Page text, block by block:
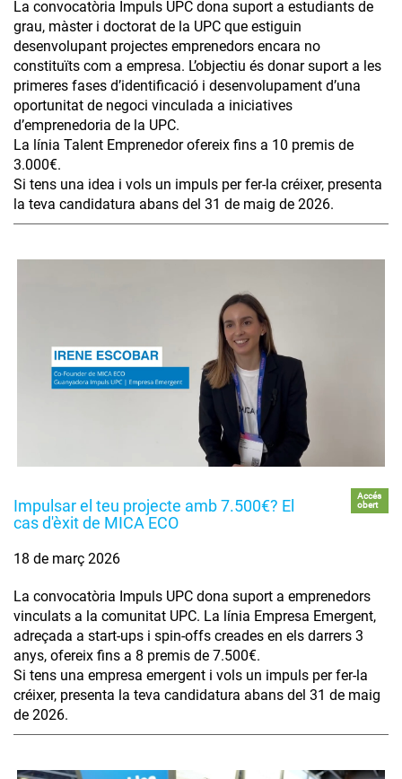
La convocatòria Impuls UPC dona suport a estudiants de
grau, màster i doctorat de la UPC que estiguin
desenvolupant projectes emprenedors encara no
constituïts com a empresa. L’objectiu és donar suport a les
primeres fases d’identificació i desenvolupament d’una
oportunitat de negoci vinculada a iniciatives
d’emprenedoria de la UPC.
La línia Talent Emprenedor ofereix fins a 10 premis de
3.000€.
Si tens una idea i vols un impuls per fer-la créixer, presenta
la teva candidatura abans del 31 de maig de 2026.
Impulsar el teu projecte amb 7.500€? El
cas d'èxit de MICA ECO
Accés
obert
18 de març 2026
La convocatòria Impuls UPC dona suport a emprenedors
vinculats a la comunitat UPC. La línia Empresa Emergent,
adreçada a start-ups i spin-offs creades en els darrers 3
anys, ofereix fins a 8 premis de 7.500€.
Si tens una empresa emergent i vols un impuls per fer-la
créixer, presenta la teva candidatura abans del 31 de maig
de 2026.